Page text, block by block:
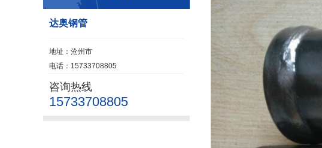
达奥钢管
地址：沧州市
电话：15733708805
咨询热线
15733708805